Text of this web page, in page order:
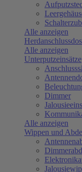
Alle anzeigen
Alle anzeigen
Unterputzeinsätze
Dimmer
Alle anzeigen
Wippen und